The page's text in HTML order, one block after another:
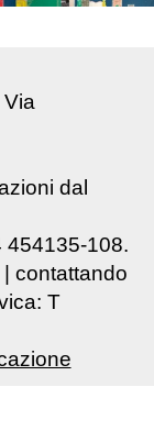
Via
dal
454135-108.
contattando
T